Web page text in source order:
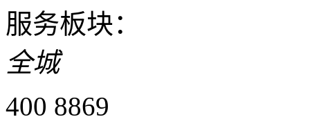
服务板块：
全城
400 8869